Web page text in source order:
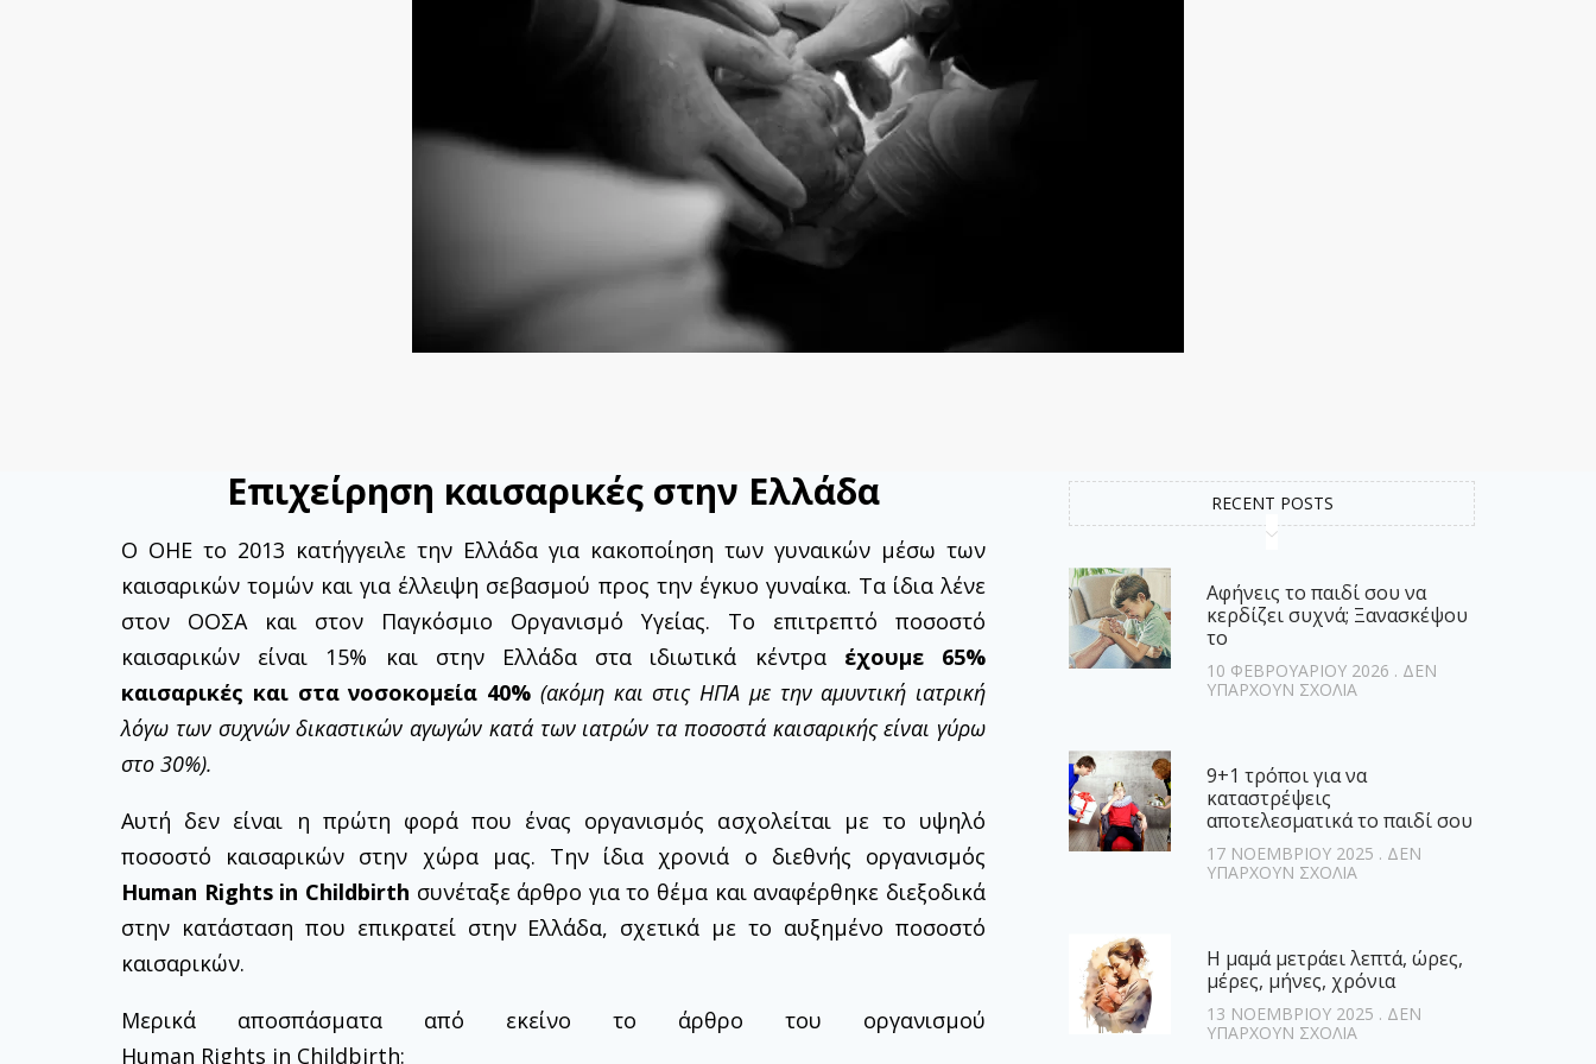
Επιχείρηση καισαρικές στην Ελλάδα
Ο ΟΗΕ το 2013 κατήγγειλε την Ελλάδα για κακοποίηση των γυναικών μέσω των
καισαρικών τομών και για έλλειψη σεβασμού προς την έγκυο γυναίκα. Τα ίδια λένε
στον ΟΟΣΑ και στον Παγκόσμιο Οργανισμό Υγείας. Το επιτρεπτό ποσοστό
καισαρικών είναι 15% και στην Ελλάδα στα ιδιωτικά κέντρα έχουμε 65%
καισαρικές και στα νοσοκομεία 40% (ακόμη και στις ΗΠΑ με την αμυντική ιατρική
λόγω των συχνών δικαστικών αγωγών κατά των ιατρών τα ποσοστά καισαρικής είναι γύρω
στο 30%).
Αυτή δεν είναι η πρώτη φορά που ένας οργανισμός ασχολείται με το υψηλό
ποσοστό καισαρικών στην χώρα μας. Την ίδια χρονιά ο διεθνής οργανισμός
Human Rights in Childbirth συνέταξε άρθρο για το θέμα και αναφέρθηκε διεξοδικά
στην κατάσταση που επικρατεί στην Ελλάδα, σχετικά με το αυξημένο ποσοστό
καισαρικών.
Μερικά αποσπάσματα από εκείνο το άρθρο του οργανισμού
Human Rights in Childbirth:
RECENT POSTS
Αφήνεις το παιδί σου να
κερδίζει συχνά; Ξανασκέψου
το
10 ΦΕΒΡΟΥΑΡΊΟΥ 2026
ΔΕΝ
ΥΠΆΡΧΟΥΝ ΣΧΌΛΙΑ
9+1 τρόποι για να
καταστρέψεις
αποτελεσματικά το παιδί σου
17 ΝΟΕΜΒΡΊΟΥ 2025
ΔΕΝ
ΥΠΆΡΧΟΥΝ ΣΧΌΛΙΑ
Η μαμά μετράει λεπτά, ώρες,
μέρες, μήνες, χρόνια
13 ΝΟΕΜΒΡΊΟΥ 2025
ΔΕΝ
ΥΠΆΡΧΟΥΝ ΣΧΌΛΙΑ